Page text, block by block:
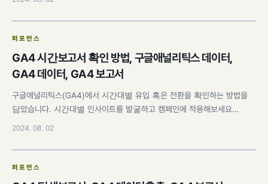
퍼포먼스
GA4 시간보고서 확인 방법, 구글애널리틱스 데이터,
GA4 데이터, GA4 보고서
구글애널리틱스(GA4)에서 시간대별 유입 혹은 전환을 확인하는 방법을
담았습니다. 시간대별 인사이트를 발굴하고 캠페인에 적용해보세요…
2024. 08. 02
퍼포먼스